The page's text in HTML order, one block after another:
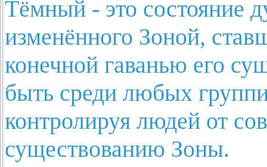
Тёмный - это состояние
изменённого Зоной,
конечной гаванью его
быть среди любых
контролируя людей от
существованию Зоны.